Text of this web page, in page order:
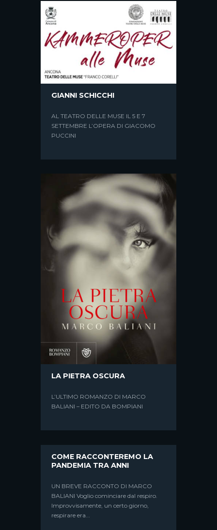
GIANNI SCHICCHI
AL TEATRO DELLE MUSE IL 5 E 7
SETTEMBRE L’OPERA DI GIACOMO
PUCCINI
LA PIETRA OSCURA
L’ULTIMO ROMANZO DI MARCO
BALIANI – EDITO DA BOMPIANI
COME RACCONTEREMO LA
PANDEMIA TRA ANNI
UN BREVE RACCONTO DI MARCO
BALIANI Voglio cominciare dal respiro.
Improvvisamente, un certo giorno,
respirare era...
KOHLHAAS
KOHLHAAS” DI HEINRICH VON KLEIST
CORPO DI STATO